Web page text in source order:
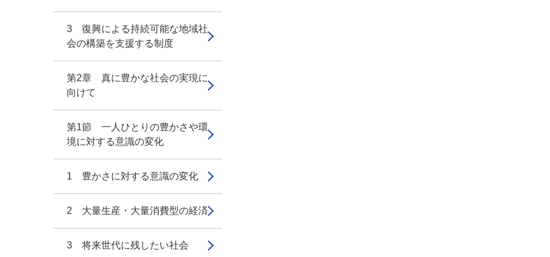
3 復興による持続可能な地域社
会の構築を支援する制度
第2章 真に豊かな社会の実現に
向けて
第1節 一人ひとりの豊かさや環
境に対する意識の変化
1 豊かさに対する意識の変化
2 大量生産・大量消費型の経済
3 将来世代に残したい社会